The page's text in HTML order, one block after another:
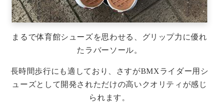
まるで体育館シューズを思わせる、グリップ力に優れ
たラバーソール。
長時間歩行にも適しており、さすがBMXライダー用シ
ューズとして開発されただけの高いクオリティが感じ
られます。